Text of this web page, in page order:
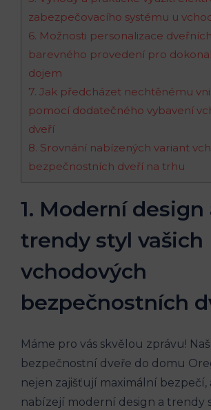
zabezpečovacího systému u
6. Možnosti personalizace
barevného provedení pro
dojem
7. Jak předcházet nechtěnému
pomocí dodatečného vybavení
dveří
8. Srovnání nabízených variant
bezpečnostních dveří na trhu
1. Moderní design
trendy styl vašich
vchodových
bezpečnostních
Máme pro vás skvělou zprávu!
bezpečnostní dveře do domu
nejen zajišťují maximální bezpečí,
nabízejí moderní design a trendy